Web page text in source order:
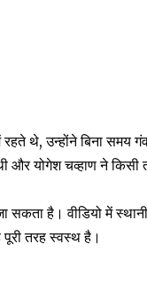
थे, उन्होंने बिना समय
और योगेश चव्हाण ने किसी
सकता है। वीडियो में
तरह स्वस्थ है।